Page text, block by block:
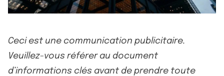
Ceci est une communication publicitaire.
Veuillez-vous référer au document
d’informations clés avant de prendre toute